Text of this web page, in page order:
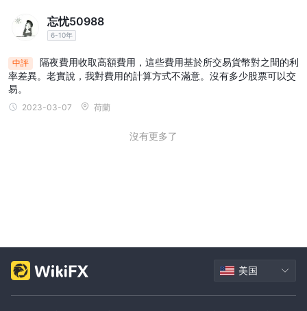
忘忧50988
6-10年
中評
隔夜費用收取高額費用，這些費用基於所交易貨幣對之間的利
率差異。老實說，我對費用的計算方式不滿意。沒有多少股票可以交
易。
2023-03-07 荷蘭
沒有更多了
美国